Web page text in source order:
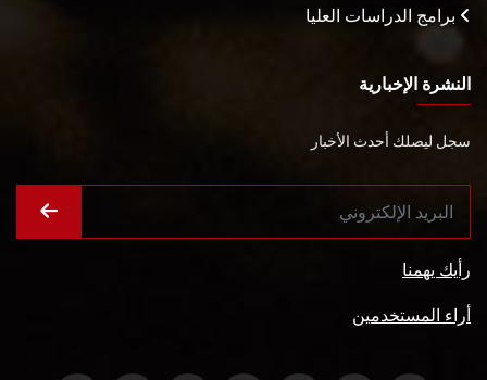
برامج الدراسات العليا
النشرة الإخبارية
سجل ليصلك أحدث الأخبار
رأيك يهمنا
أراء المستخدمين